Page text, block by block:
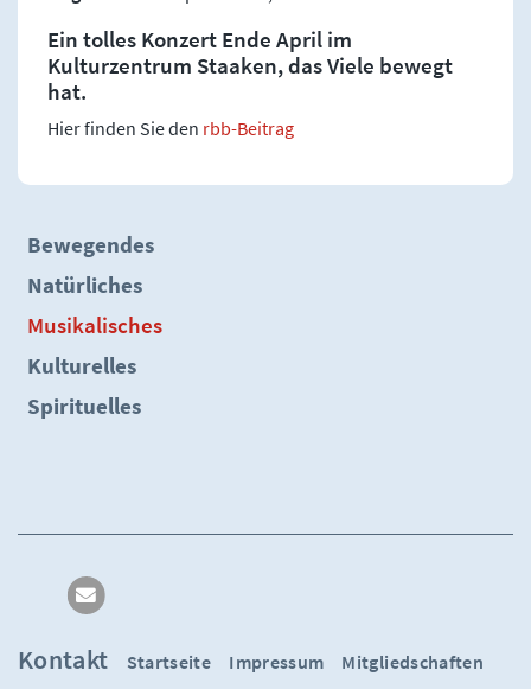
Ein tolles Konzert Ende April im
Kulturzentrum Staaken, das Viele bewegt
hat.
Hier finden Sie den rbb-Beitrag
Bewegendes
Natürliches
Musikalisches
Kulturelles
Spirituelles
Kontakt Startseite Impressum Mitgliedschaften